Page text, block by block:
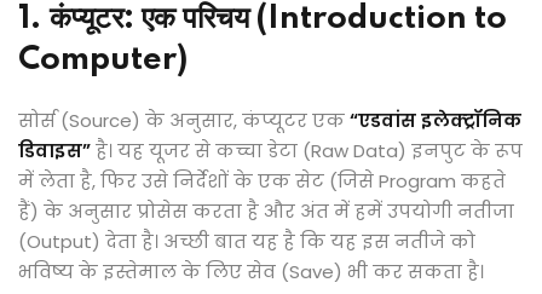
1. कंप्यूटर: एक परिचय (Introduction to
Computer)
सोर्स (Source) के अनुसार, कंप्यूटर एक“एडवांस इलेक्ट्रॉनिक
डिवाइस”है। यह यूजर से कच्चा डेटा (Raw Data) इनपुट के रूप
में लेता है, फिर उसे निर्देशों के एक सेट (जिसे Program कहते
हैं) के अनुसार प्रोसेस करता है और अंत में हमें उपयोगी नतीजा
(Output) देता है। अच्छी बात यह है कि यह इस नतीजे को
भविष्य के इस्तेमाल के लिए सेव (Save) भी कर सकता है।